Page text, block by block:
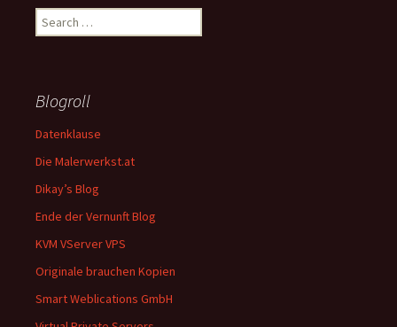
Search
for:
Blogroll
Datenklause
Die Malerwerkst.at
Dikay’s Blog
Ende der Vernunft Blog
KVM VServer VPS
Originale brauchen Kopien
Smart Weblications GmbH